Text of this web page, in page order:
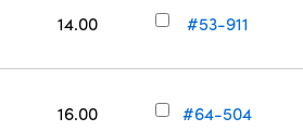
14.00 #53-911
16.00 #64-504